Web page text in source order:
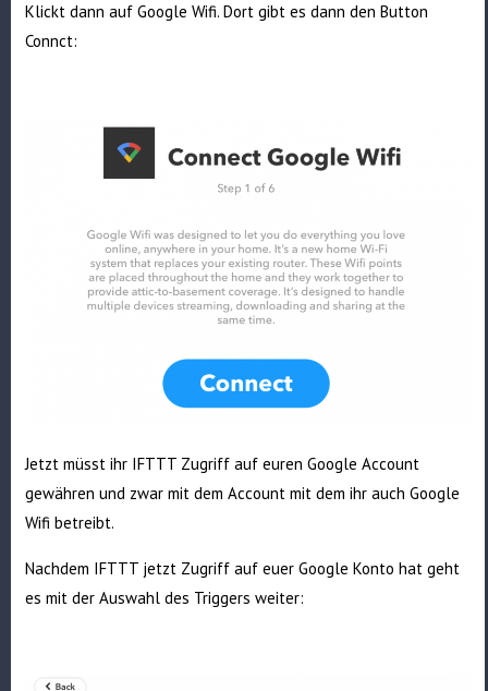
Klickt dann auf Google Wifi. Dort gibt es dann den Button
Connct:
Jetzt müsst ihr IFTTT Zugriff auf euren Google Account
gewähren und zwar mit dem Account mit dem ihr auch Google
Wifi betreibt.
Nachdem IFTTT jetzt Zugriff auf euer Google Konto hat geht
es mit der Auswahl des Triggers weiter: